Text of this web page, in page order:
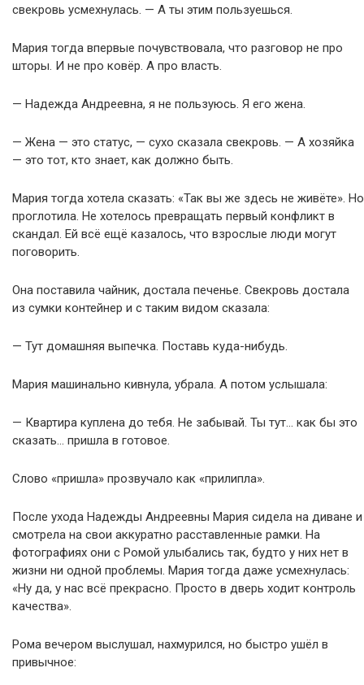
свекровь усмехнулась. — А ты этим пользуешься.
Мария тогда впервые почувствовала, что разговор не про
шторы. И не про ковёр. А про власть.
— Надежда Андреевна, я не пользуюсь. Я его жена.
— Жена — это статус, — сухо сказала свекровь. — А хозяйка
— это тот, кто знает, как должно быть.
Мария тогда хотела сказать: «Так вы же здесь не живёте». Но
проглотила. Не хотелось превращать первый конфликт в
скандал. Ей всё ещё казалось, что взрослые люди могут
поговорить.
Она поставила чайник, достала печенье. Свекровь достала
из сумки контейнер и с таким видом сказала:
— Тут домашняя выпечка. Поставь куда-нибудь.
Мария машинально кивнула, убрала. А потом услышала:
— Квартира куплена до тебя. Не забывай. Ты тут… как бы это
сказать… пришла в готовое.
Слово «пришла» прозвучало как «прилипла».
После ухода Надежды Андреевны Мария сидела на диване и
смотрела на свои аккуратно расставленные рамки. На
фотографиях они с Ромой улыбались так, будто у них нет в
жизни ни одной проблемы. Мария тогда даже усмехнулась:
«Ну да, у нас всё прекрасно. Просто в дверь ходит контроль
качества».
Рома вечером выслушал, нахмурился, но быстро ушёл в
привычное: